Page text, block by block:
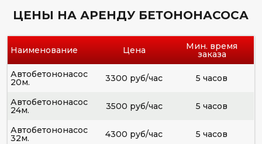
ЦЕНЫ НА АРЕНДУ БЕТОНОНАСОСА
Наименование Цена Мин. время
заказа
Автобетононасос
20м. 3300 руб/час 5 часов
Автобетононасос
24м. 3500 руб/час 5 часов
Автобетононасос
32м. 4300 руб/час 5 часов